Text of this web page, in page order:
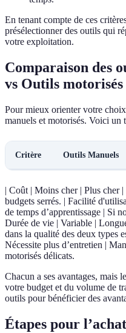
En tenant compte de ces
présélectionner des outils qui
votre exploitation.
Comparaison des
vs Outils motorisés
Pour mieux orienter votre
manuels et motorisés. Voici un
Critère Outils Manuels
| Coût | Moins cher | Plus cher
budgets serrés. | Facilité
de temps d’apprentissage | Si
Durée de vie | Variable |
dans la qualité des deux types
Nécessite plus d’entretien |
motorisés délicats.
Chacun a ses avantages, mais
votre budget et du volume de
outils pour bénéficier des
Étapes pour